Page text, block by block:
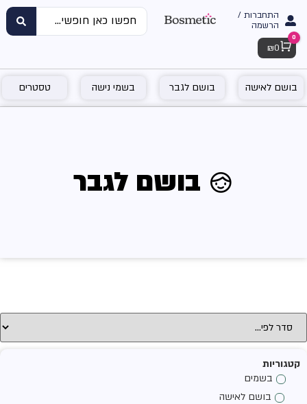
התחברות /
הרשמה
Cart
0
₪ 0
בושם לאישה בושם לגבר בשמי נישה טסטרים
♂ בושם לגבר
קטגוריות
בשמים
בושם לאישה